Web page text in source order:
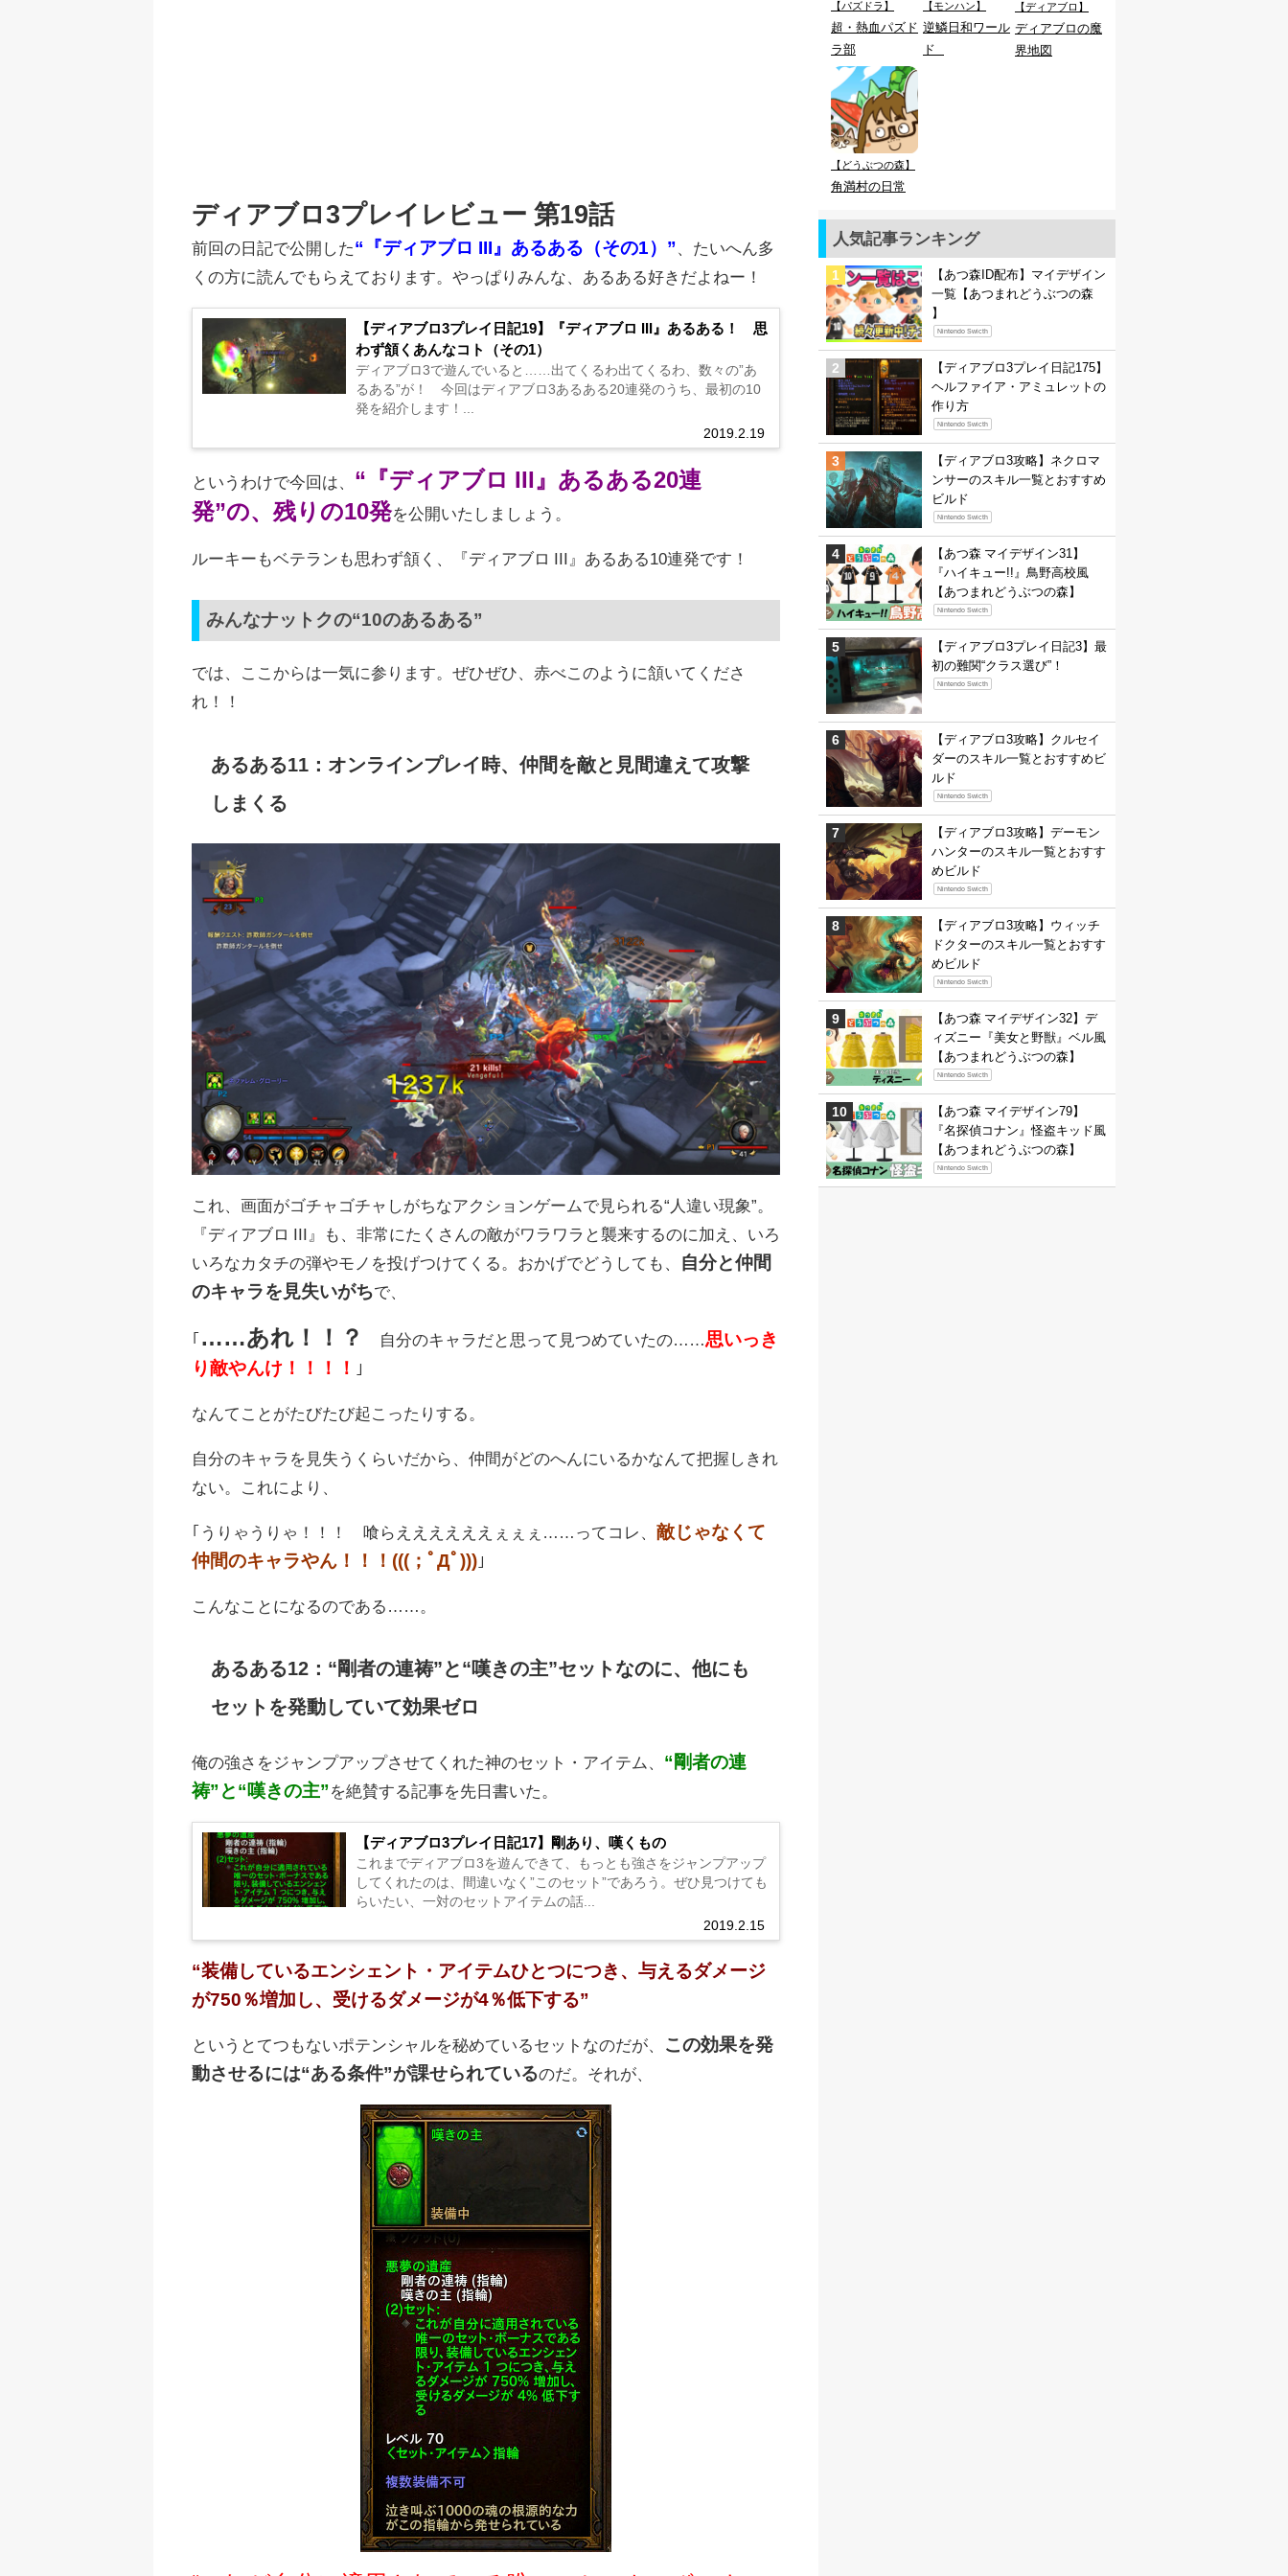
ディアブロ3プレイレビュー 第19話
前回の日記で公開した“『ディアブロ III』あるある（その1）” 、たいへん多
くの方に読んでもらえております。やっぱりみんな、あるある好きだよねー！
【ディアブロ3プレイ日記19】『ディアブロ III』あるある！ 思
わず頷くあんなコト（その1）
2019.2.19
ディアブロ3で遊んでいると……出てくるわ出てくるわ、数々の”あ
るある”が！ 今回はディアブロ3あるある20連発のうち、最初の10
発を紹介します！...
というわけで今回は、 “『ディアブロ III』あるある20連
発”の、残りの10発を公開いたしましょう。
ルーキーもベテランも思わず頷く、『ディアブロ III』あるある10連発です！
みんなナットクの“10のあるある”
では、ここからは一気に参ります。ぜひぜひ、赤べこのように頷いてくださ
れ！！
あるある11：オンラインプレイ時、仲間を敵と見間違えて攻撃
しまくる
これ、画面がゴチャゴチャしがちなアクションゲームで見られる“人違い現象”。
『ディアブロ III』も、非常にたくさんの敵がワラワラと襲来するのに加え、いろ
いろなカタチの弾やモノを投げつけてくる。おかげでどうしても、
自分と仲間
のキャラを見失いがちで、
……あれ！！？ 自分のキャラだと思って見つめていたの…… 思いっき
り敵やんけ！！！！
｣
なんてことがたびたび起こったりする。
自分のキャラを見失うくらいだから、仲間がどのへんにいるかなんて把握しきれ
ない。これにより、
｢うりゃうりゃ！！！ 喰らええええええぇぇぇ……ってコレ、 敵じゃなくて
仲間のキャラやん！！！(((；ﾟДﾟ))) ｣
こんなことになるのである……。
あるある12：“剛者の連祷”と“嘆きの主”セットなのに、他にも
セットを発動していて効果ゼロ
俺の強さをジャンプアップさせてくれた神のセット・アイテム、 “剛者の連
祷”と“嘆きの主”を絶賛する記事を先日書いた。
【ディアブロ3プレイ日記17】剛あり、嘆くもの
2019.2.15
これまでディアブロ3を遊んできて、もっとも強さをジャンプアップ
してくれたのは、間違いなく”このセット”であろう。ぜひ見つけても
らいたい、一対のセットアイテムの話...
“装備しているエンシェント・アイテムひとつにつき、与えるダメージ
が750％増加し、受けるダメージが4％低下する”
というとてつもないポテンシャルを秘めているセットなのだが、
この効果を発
動させるには“ある条件”が課せられているのだ。それが、
【パズドラ】
超・熱血パズド
ラ部
【モンハン】
逆鱗日和ワール
ド
【ディアブロ】
ディアブロの魔
界地図
【どうぶつの森】
角満村の日常
人気記事ランキング
【あつ森ID配布】マイデザイン
一覧【あつまれどうぶつの森
】
Nintendo Swicth
【ディアブロ3プレイ日記175】
ヘルファイア・アミュレットの
作り方
Nintendo Swicth
【ディアブロ3攻略】ネクロマ
ンサーのスキル一覧とおすすめ
ビルド
Nintendo Swicth
【あつ森 マイデザイン31】
『ハイキュー!!』鳥野高校風
【あつまれどうぶつの森】
Nintendo Swicth
【ディアブロ3プレイ日記3】最
初の難関“クラス選び”！
Nintendo Swicth
【ディアブロ3攻略】クルセイ
ダーのスキル一覧とおすすめビ
ルド
Nintendo Swicth
【ディアブロ3攻略】デーモン
ハンターのスキル一覧とおすす
めビルド
Nintendo Swicth
【ディアブロ3攻略】ウィッチ
ドクターのスキル一覧とおすす
めビルド
Nintendo Swicth
【あつ森 マイデザイン32】デ
ィズニー『美女と野獣』ベル風
【あつまれどうぶつの森】
Nintendo Swicth
【あつ森 マイデザイン79】
『名探偵コナン』怪盗キッド風
【あつまれどうぶつの森】
Nintendo Swicth